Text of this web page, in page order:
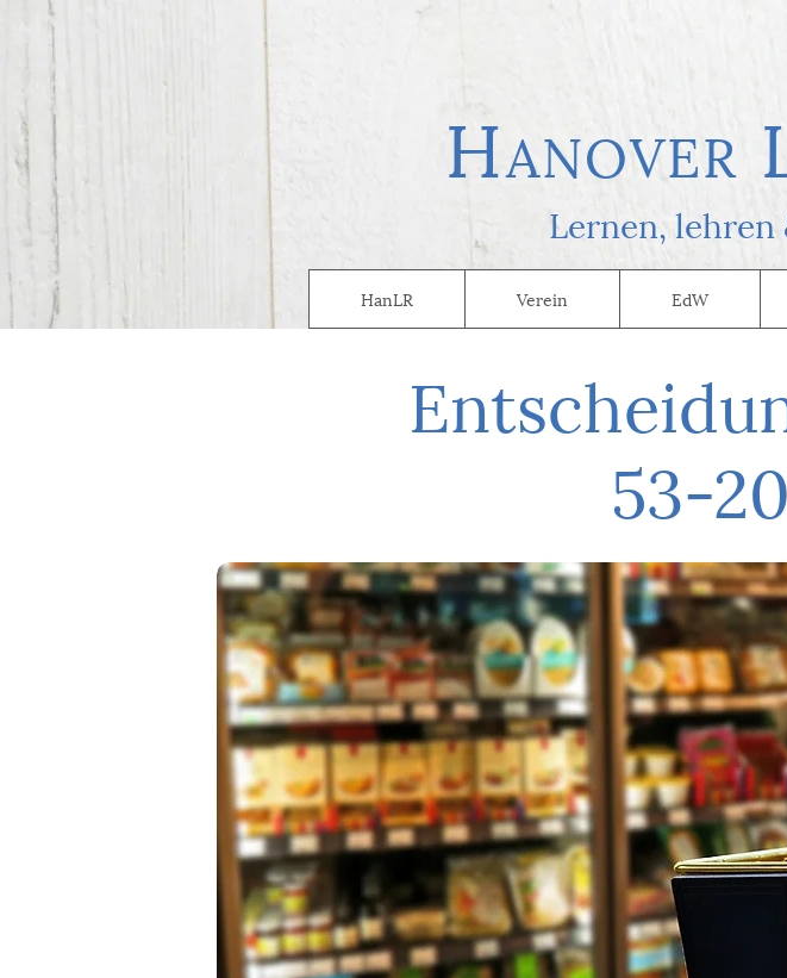
HanLR Verein EdW
HANOVER
Lernen, lehren
53-